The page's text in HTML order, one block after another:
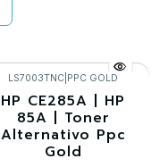
-30%
LS7003TNC PPC GOLD
HP CE285A | HP
85A | Toner
Alternativo Ppc
Gold